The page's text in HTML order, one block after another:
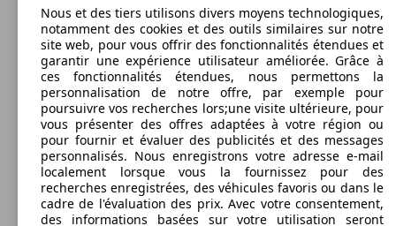
Nous et des tiers utilisons divers moyens technologiques,
notamment des cookies et des outils similaires sur notre
site web, pour vous offrir des fonctionnalités étendues et
garantir une expérience utilisateur améliorée. Grâce à
ces fonctionnalités étendues, nous permettons la
personnalisation de notre offre, par exemple pour
poursuivre vos recherches lors;une visite ultérieure, pour
vous présenter des offres adaptées à votre région ou
pour fournir et évaluer des publicités et des messages
personnalisés. Nous enregistrons votre adresse e-mail
localement lorsque vous la fournissez pour des
recherches enregistrées, des véhicules favoris ou dans le
cadre de l'évaluation des prix. Avec votre consentement,
des informations basées sur votre utilisation seront